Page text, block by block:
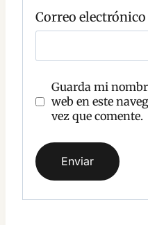
r
i
o
Correo electrónico
Guarda mi
web en este
vez que comente.